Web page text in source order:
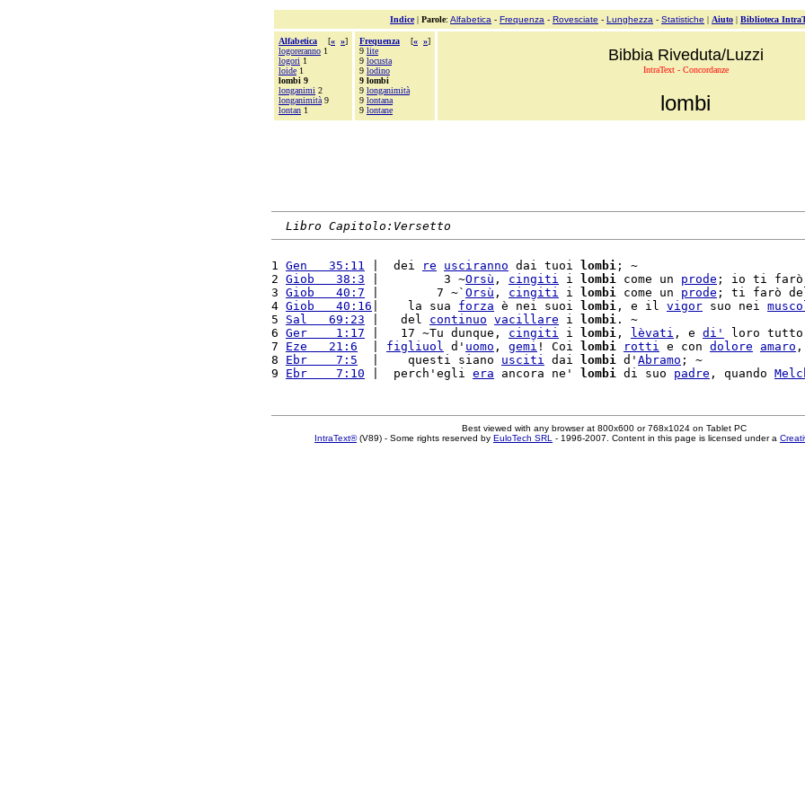
Indice| Parole: Alfabetica - Frequenza - Rovesciate - Lunghezza - Statistiche | Aiuto | Biblioteca
Alfabetica [« »]
logoreranno 1
logori 1
loide 1
lombi 9
longanimi 2
longanimità 9
lontan 1
Frequenza [« »]
9 lite
9 locusta
9 lodino
9 lombi
9 longanimità
9 lontana
9 lontane
Bibbia Riveduta/Luzzi
IntraText - Concordanze
lombi
Libro Capitolo:Versetto
1 Gen   35:11 |  dei re usciranno dai tuoi lombi ; ~
2 Giob   38:3 |         3 ~Orsù , cingiti i lombi come un prode ; io ti farò
3 Giob   40:7 |        7 ~` Orsù , cingiti i lombi come un prode ; ti farò
4 Giob   40:16 |    la sua forza è nei suoi lombi , e il vigor suo nei
5 Sal   69:23 |   del continuo vacillare i lombi . ~
6 Ger    1:17 |   17 ~Tu dunque, cingiti i lombi , lèvati , e di'
loro tutto
7 Eze   21:6 figliuol d' uomo , gemi ! Coi lombi rotti e con dolore amaro ,
8 Ebr    7:5
  |    questi siano
usciti dai lombi d' Abramo ; ~
9 Ebr    7:10 |  perch'egli era ancora ne' lombi di suo padre , quando
Best viewed with any browser at 800x600 or 768x1024 on Tablet PC
IntraText®(V89) - Some rights reserved by EuloTech SRL - 1996-2007. Content in this page is licensed under a